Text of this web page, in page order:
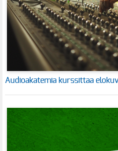
Audioakatemia kurssittaa